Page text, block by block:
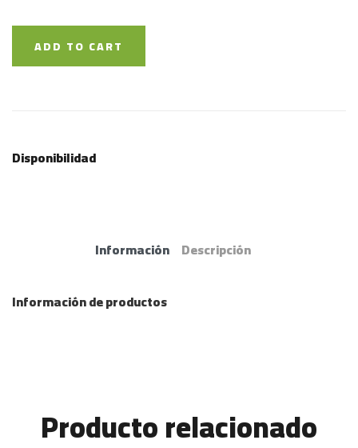
ADD TO CART
Disponibilidad
Información Descripción
Información de productos
Producto relacionado